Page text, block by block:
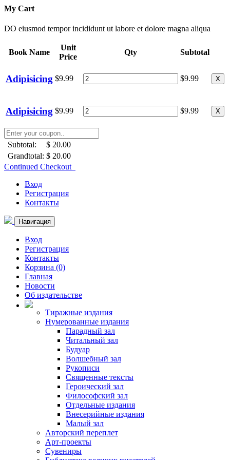
My Cart
DO eiusmod tempor incididunt ut labore et dolore magna aliqua
Book Name
Unit
Price
Qty Subtotal
Adipisicing $9.99 $9.99 X
Adipisicing $9.99 $9.99 X
Subtotal:
$ 20.00
Grandtotal: $ 20.00
Continued Checkout
Вход
Регистрация
Контакты
Навигация
Вход
Регистрация
Контакты
Корзина (0)
Главная
Новости
Об издательстве
Тиражные издания
Нумерованные издания
Парадный зал
Читальный зал
Будуар
Волшебный зал
Рукописи
Священные тексты
Героический зал
Философский зал
Отдельные издания
Внесерийные издания
Малый зал
Авторский переплет
Арт-проекты
Сувениры